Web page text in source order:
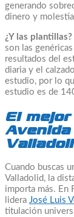
generando
dinero y
¿Y las plantillas?
son las
resultados del
diaria y el
estudio, por lo
estudio es de
El
Avenida
Cuando buscas
Valladolid, la
importa más. En
lidera José Luis
titulación